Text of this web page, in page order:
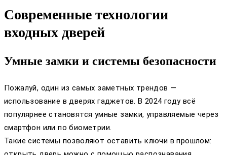
Современные технологии
входных дверей
Умные замки и системы безопасности
Пожалуй, один из самых заметных трендов —
использование в дверях гаджетов. В 2024 году всё
популярнее становятся умные замки, управляемые через
смартфон или по биометрии.
Такие системы позволяют оставить ключи в прошлом: